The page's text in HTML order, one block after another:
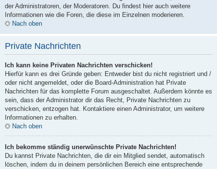
der Administratoren, der Moderatoren. Du findest hier auch weitere
Informationen wie die Foren, die diese im Einzelnen moderieren.
Nach oben
Private Nachrichten
Ich kann keine Privaten Nachrichten verschicken!
Hierfür kann es drei Gründe geben: Entweder bist du nicht registriert und /
oder nicht angemeldet, oder die Board-Administration hat Private
Nachrichten für das komplette Forum ausgeschaltet. Außerdem könnte es
sein, dass der Administrator dir das Recht, Private Nachrichten zu
verschicken, entzogen hat. Kontaktiere einen Administrator, um weitere
Informationen zu erhalten.
Nach oben
Ich bekomme ständig unerwünschte Private Nachrichten!
Du kannst Private Nachrichten, die dir ein Mitglied sendet, automatisch
löschen, indem du in deinem persönlichen Bereich eine entsprechende